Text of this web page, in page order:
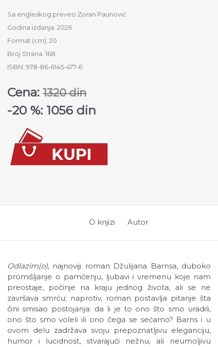
Sa engleskog preveo Zoran Paunović
Godina izdanja: 2026
Format (cm): 20
Broj Strana: 168
ISBN: 978-86-6145-477-6
Cena: 1320 din
-20 %: 1056 din
O knjizi Autor
Odlazim(o), najnoviji roman Džulijana Barnsa, duboko
promišljanje o pamćenju, ljubavi i vremenu koje nam
preostaje, počinje na kraju jednog života, ali se ne
završava smrću; naprotiv, roman postavlja pitanje šta
čini smisao postojanja: da li je to ono što smo uradili,
ono što smo voleli ili ono čega se sećamo? Barns i u
ovom delu zadržava svoju prepoznatljivu eleganciju,
humor i lucidnost, stvarajući nežnu, ali neumoljivu